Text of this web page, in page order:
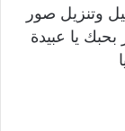
وتنزيل صور
يا عبيدة